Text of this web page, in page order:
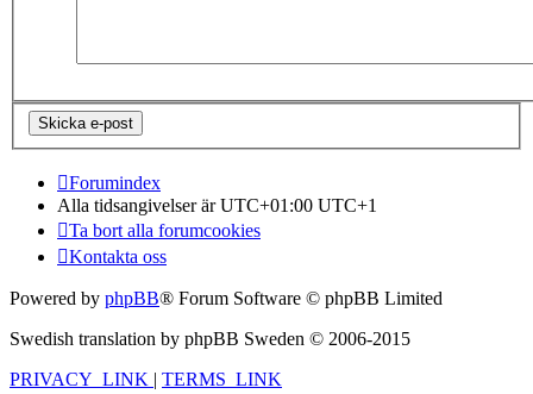
Forumindex
Alla tidsangivelser är UTC+01:00 UTC+1
Ta bort alla forumcookies
Kontakta oss
Powered by phpBB® Forum Software © phpBB Limited
Swedish translation by phpBB Sweden © 2006-2015
PRIVACY_LINK
TERMS_LINK